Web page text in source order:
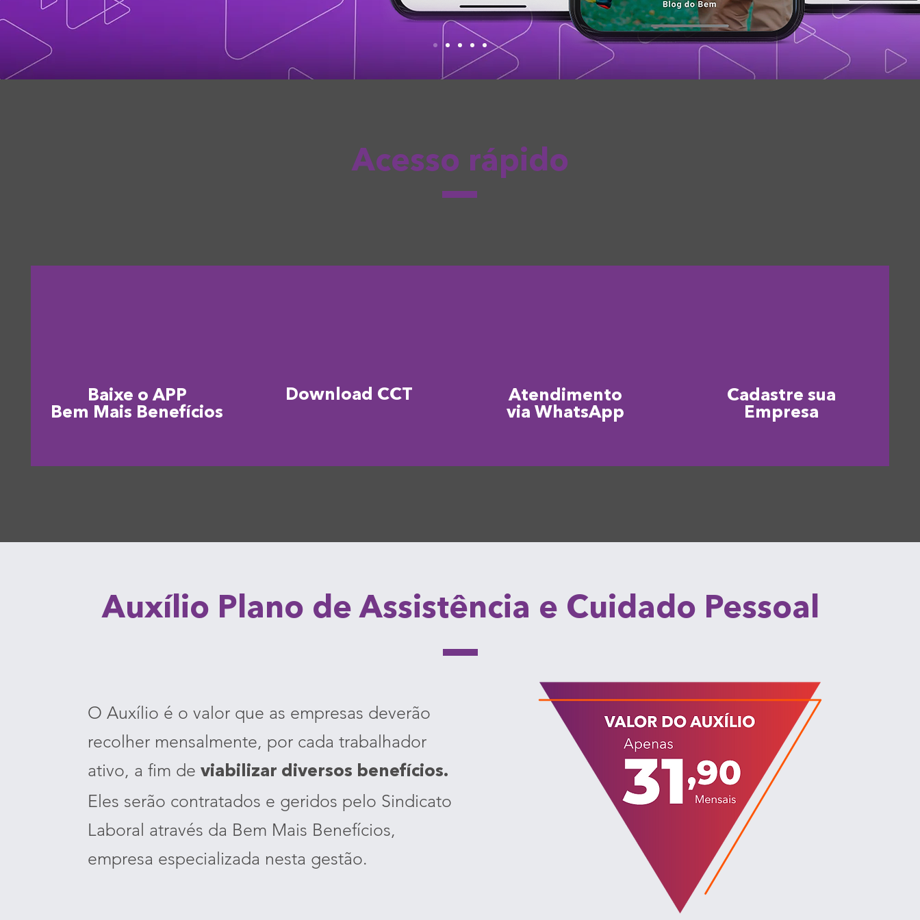
Acesso rápido
Baixe o APP
Bem Mais Benefícios
Download CCT
Atendimento
via WhatsApp
Cadastre sua
Empresa
Auxílio Plano de Assistência e Cuidado Pessoal
O Auxílio é o valor que as empresas deverão
recolher mensalmente, por cada trabalhador
ativo, a fim de viabilizar diversos benefícios.
Eles serão contratados e geridos pelo Sindicato
Laboral através da Bem Mais Benefícios,
empresa especializada nesta gestão.